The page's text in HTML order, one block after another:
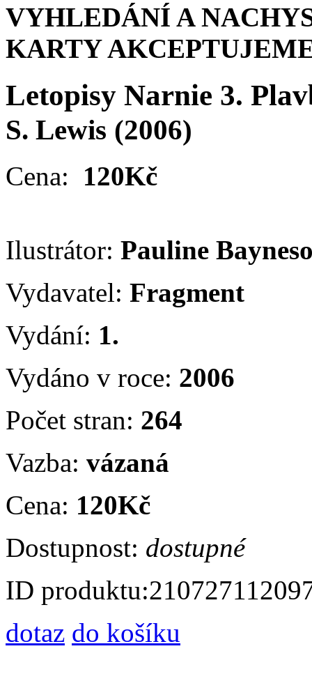
VYHLEDÁNÍ A
KARTY
Letopisy Narnie 3.
S. Lewis (2006)
Cena: 120Kč
Ilustrátor: Pauline
Vydavatel: Fragment
Vydání: 1.
Vydáno v roce: 2006
Počet stran: 264
Vazba: vázaná
Cena: 120Kč
Dostupnost: dostupné
ID produktu:
dotaz do košíku